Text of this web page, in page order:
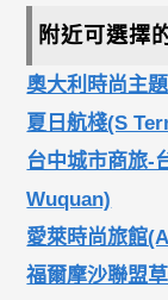
附近可選擇
奧大利時尚主
夏日航棧(S
台中城市商旅-
Wuquan)
愛萊時尚旅館
福爾摩沙聯盟